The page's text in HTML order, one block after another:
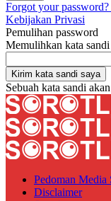
Forgot your
Kebijakan Privasi
Pemulihan password
Memulihkan kata sandi
Sebuah kata sandi
Pedoman Media
Disclaimer